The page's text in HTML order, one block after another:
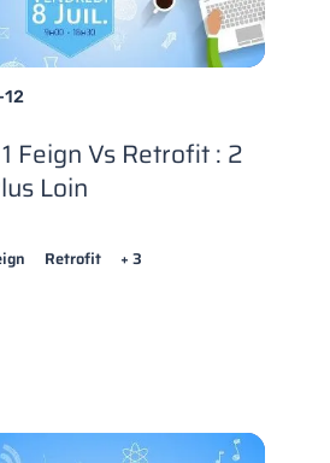
Feign Vs Retrofit : 2
Loin
Retrofit + 3